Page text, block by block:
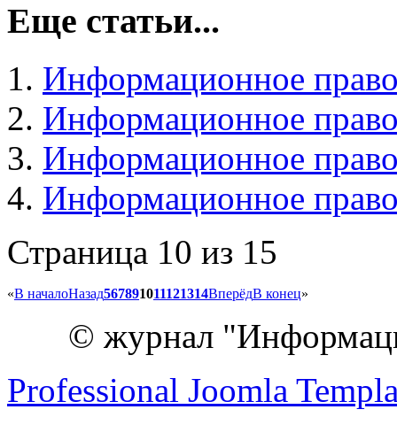
Еще статьи...
Информационное
Информационное
Информационное
Информационное
Страница 10 из 15
«В началоНазад567891011121314ВперёдВ конец»
© журнал
Professional Joomla